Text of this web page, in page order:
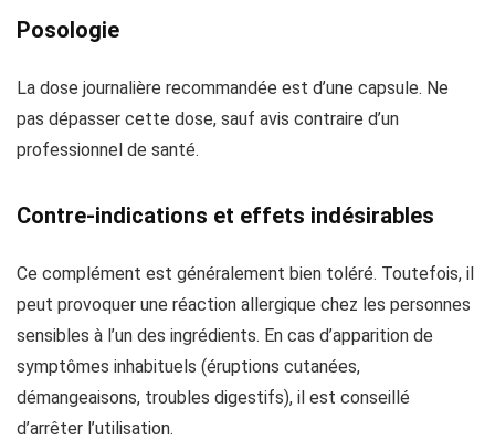
Posologie
La dose journalière recommandée est d’une capsule. Ne
pas dépasser cette dose, sauf avis contraire d’un
professionnel de santé.
Contre-indications et effets indésirables
Ce complément est généralement bien toléré. Toutefois, il
peut provoquer une réaction allergique chez les personnes
sensibles à l’un des ingrédients. En cas d’apparition de
symptômes inhabituels (éruptions cutanées,
démangeaisons, troubles digestifs), il est conseillé
d’arrêter l’utilisation.